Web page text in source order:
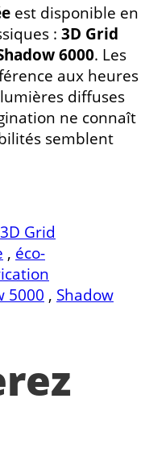
est disponible en
: 3D Grid
6000. Les
aux heures
diffuses
ne connaît
semblent
3D Grid
, éco-
5000 , Shadow